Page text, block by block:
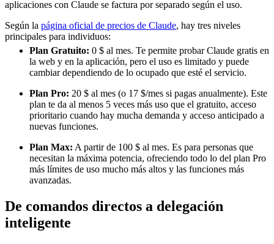
aplicaciones con Claude se factura por separado según el uso.
Según la página oficial de precios de Claude, hay tres niveles
principales para individuos:
Plan Gratuito: 0 $ al mes. Te permite probar Claude gratis en
la web y en la aplicación, pero el uso es limitado y puede
cambiar dependiendo de lo ocupado que esté el servicio.
Plan Pro: 20 $ al mes (o 17 $/mes si pagas anualmente). Este
plan te da al menos 5 veces más uso que el gratuito, acceso
prioritario cuando hay mucha demanda y acceso anticipado a
nuevas funciones.
Plan Max: A partir de 100 $ al mes. Es para personas que
necesitan la máxima potencia, ofreciendo todo lo del plan Pro
más límites de uso mucho más altos y las funciones más
avanzadas.
De comandos directos a delegación
inteligente